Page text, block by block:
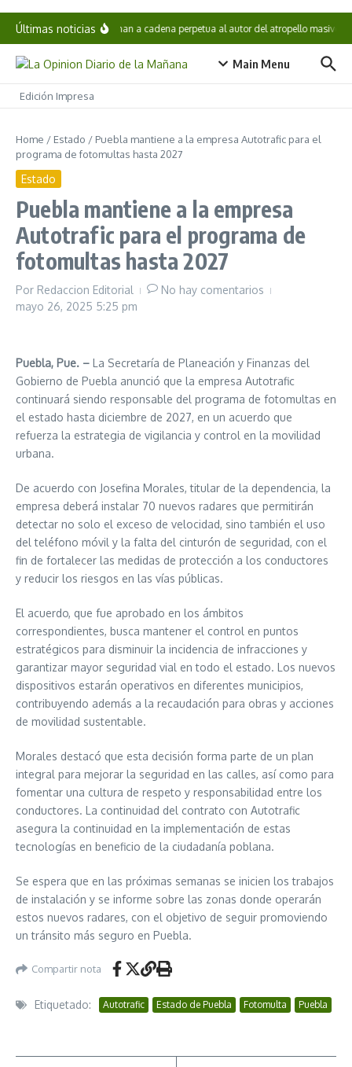
Saltar al contenido
Últimas noticiasCondenan a cadena perpetua al autor del atropello masivo
Main Menu
Edición Impresa
Home / Estado / Puebla mantiene a la empresa Autotrafic para el
programa de fotomultas hasta 2027
Estado
Puebla mantiene a la empresa
Autotrafic para el programa de
fotomultas hasta 2027
Por Redaccion Editorial
No hay comentarios
mayo 26, 2025 5:25 pm
Puebla, Pue. – La Secretaría de Planeación y Finanzas del
Gobierno de Puebla anunció que la empresa Autotrafic
continuará siendo responsable del programa de fotomultas en
el estado hasta diciembre de 2027, en un acuerdo que
refuerza la estrategia de vigilancia y control en la movilidad
urbana.
De acuerdo con Josefina Morales, titular de la dependencia, la
empresa deberá instalar 70 nuevos radares que permitirán
detectar no solo el exceso de velocidad, sino también el uso
del teléfono móvil y la falta del cinturón de seguridad, con el
fin de fortalecer las medidas de protección a los conductores
y reducir los riesgos en las vías públicas.
El acuerdo, que fue aprobado en los ámbitos
correspondientes, busca mantener el control en puntos
estratégicos para disminuir la incidencia de infracciones y
garantizar mayor seguridad vial en todo el estado. Los nuevos
dispositivos estarán operativos en diferentes municipios,
contribuyendo además a la recaudación para obras y acciones
de movilidad sustentable.
Morales destacó que esta decisión forma parte de un plan
integral para mejorar la seguridad en las calles, así como para
fomentar una cultura de respeto y responsabilidad entre los
conductores. La continuidad del contrato con Autotrafic
asegura la continuidad en la implementación de estas
tecnologías en beneficio de la ciudadanía poblana.
Se espera que en las próximas semanas se inicien los trabajos
de instalación y se informe sobre las zonas donde operarán
estos nuevos radares, con el objetivo de seguir promoviendo
un tránsito más seguro en Puebla.
Compartir nota
Etiquetado: Autotrafic Estado de Puebla Fotomulta Puebla